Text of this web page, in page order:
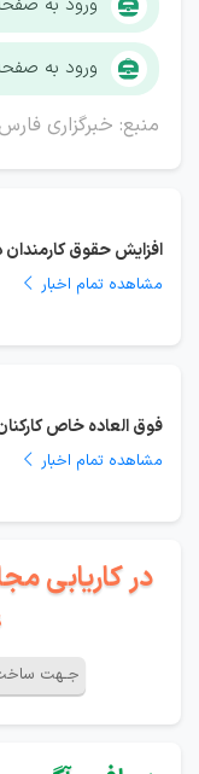
ورود به
منبع: خبرگزاری فارس
افزایش حقوق
مشاهده تمام اخبار
فوق العاده خاص
مشاهده تمام اخبار
در کاریابی
جـهت ساخت